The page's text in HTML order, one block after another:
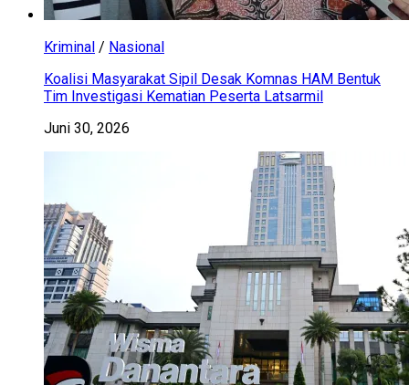
Kriminal / Nasional
Koalisi Masyarakat Sipil Desak Komnas HAM Bentuk
Tim Investigasi Kematian Peserta Latsarmil
Juni 30, 2026